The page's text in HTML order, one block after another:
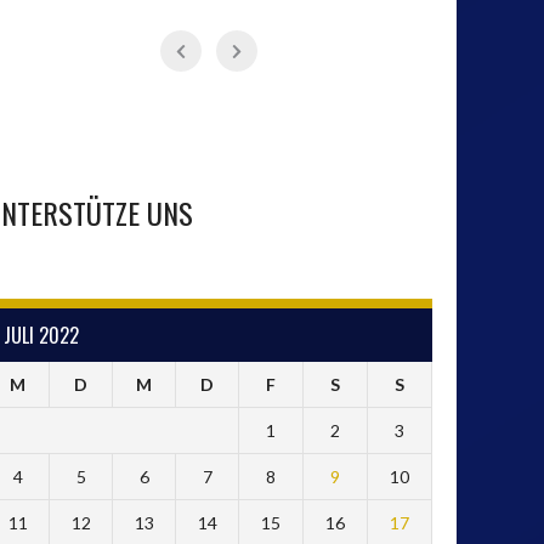
UNS
JULI 2022
M D M D F S S
1 2 3
4 5 6 7 8 9 10
11 12 13 14 15 16 17